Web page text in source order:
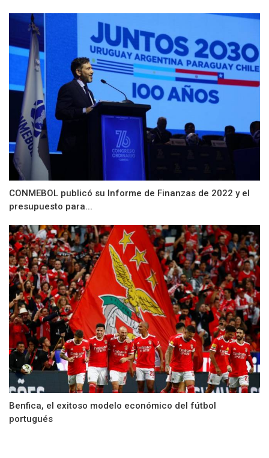
CONMEBOL publicó su Informe de Finanzas de 2022 y el
presupuesto para...
Benfica, el exitoso modelo económico del fútbol
portugués